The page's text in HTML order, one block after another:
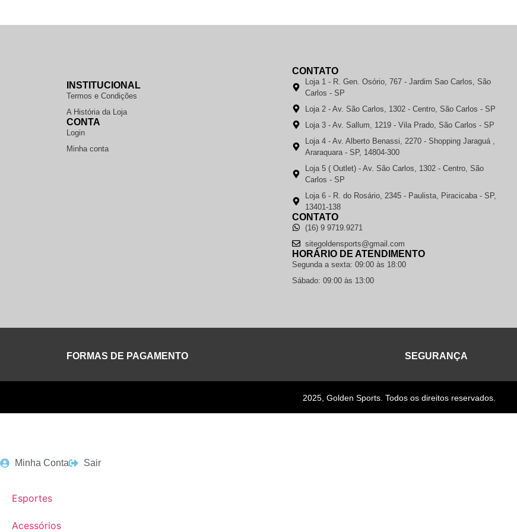
INSTITUCIONAL
Termos e Condições
A História da Loja
CONTA
Login
Minha conta
CONTATO
Loja 1 - R. Gen. Osório, 767 - Jardim Sao Carlos, São
Carlos - SP
Loja 2 - Av. São Carlos, 1302 - Centro, São Carlos - SP
Loja 3 - Av. Sallum, 1219 - Vila Prado, São Carlos - SP
Loja 4 - Av. Alberto Benassi, 2270 - Shopping Jaraguá ,
Araraquara - SP, 14804-300
Loja 5 ( Outlet) - Av. São Carlos, 1302 - Centro, São
Carlos - SP
Loja 6 - R. do Rosário, 2345 - Paulista, Piracicaba - SP,
13401-138
CONTATO
(16) 9 9719.9271
sitegoldensports@gmail.com
HORÁRIO DE ATENDIMENTO
Segunda a sexta: 09:00 às 18:00
Sábado: 09:00 às 13:00
FORMAS DE PAGAMENTO SEGURANÇA
2025, Golden Sports. Todos os direitos reservados.
Minha Conta Sair
Esportes
Acessórios